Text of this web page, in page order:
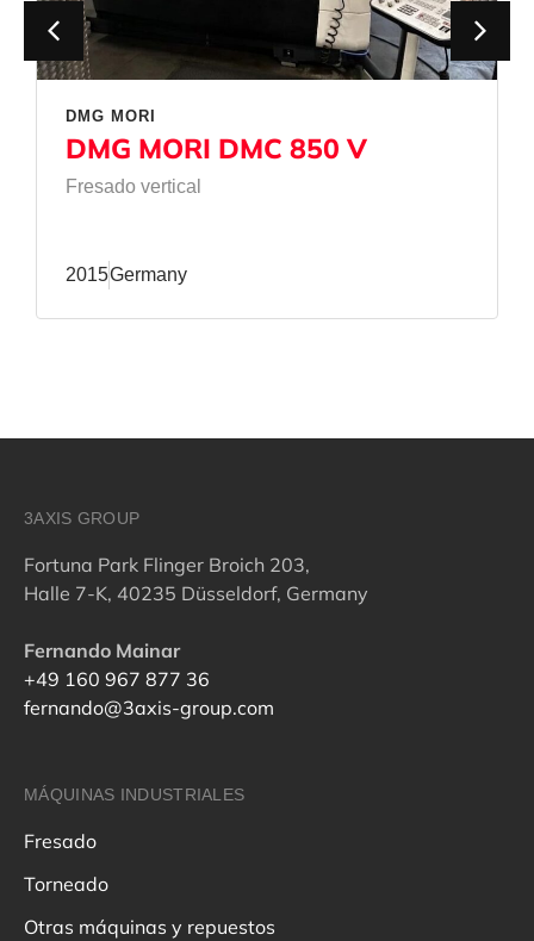
DMG MORI
DMG MORI DMC 850 V
Fresado vertical
2015Germany
3AXIS GROUP
Fortuna Park Flinger Broich 203,
Halle 7-K, 40235 Düsseldorf, Germany
Fernando Mainar
+49 160 967 877 36
fernando@3axis-group.com
MÁQUINAS INDUSTRIALES
Fresado
Torneado
Otras máquinas y repuestos